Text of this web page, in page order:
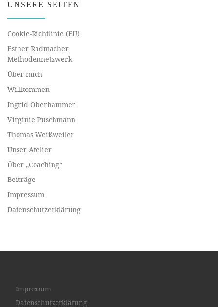
UNSERE SEITEN
Cookie-Richtlinie (EU)
Esther Radmacher
Methodennetzwerk
Über mich
Willkommen
Ingrid Oberhammer
Virginie Puschmann
Thomas Weißweiler
Unser Atelier
Über „Coaching“
Beiträge
Impressum
Datenschutzerklärung
Impressum
Datenschutzerklärung